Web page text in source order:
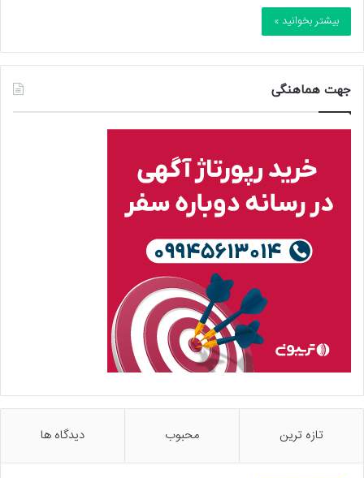
بیشتر بخوانید »
جهت هماهنگی
تازه ترین محبوب دیدگاه ها